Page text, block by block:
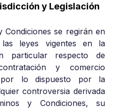
y Legislación
Condiciones se regirán en
leyes vigentes en la
particular respecto de
y comercio
lo dispuesto por la
controversia derivada
y Condiciones, su